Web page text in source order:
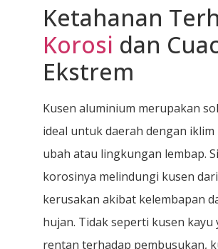
Ketahanan
Korosi dan
Ekstrem
Kusen aluminium merupakan
ideal untuk daerah dengan
ubah atau lingkungan lembap.
korosinya melindungi kusen dari
kerusakan akibat kelembapan
hujan. Tidak seperti kusen kayu
rentan terhadap pembusukan,